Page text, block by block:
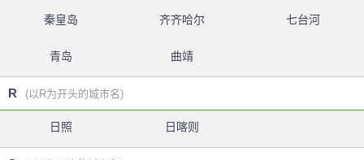
秦皇岛 齐齐哈尔 七台河
青岛 曲靖
R (以R为开头的城市名)
日照 日喀则